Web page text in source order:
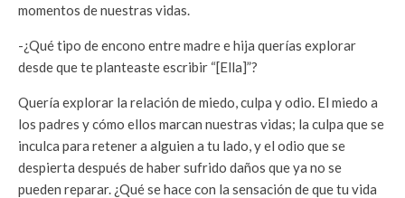
momentos de nuestras vidas.
-¿Qué tipo de encono entre madre e hija querías explorar
desde que te planteaste escribir “[Ella]”?
Quería explorar la relación de miedo, culpa y odio. El miedo a
los padres y cómo ellos marcan nuestras vidas; la culpa que se
inculca para retener a alguien a tu lado, y el odio que se
despierta después de haber sufrido daños que ya no se
pueden reparar. ¿Qué se hace con la sensación de que tu vida